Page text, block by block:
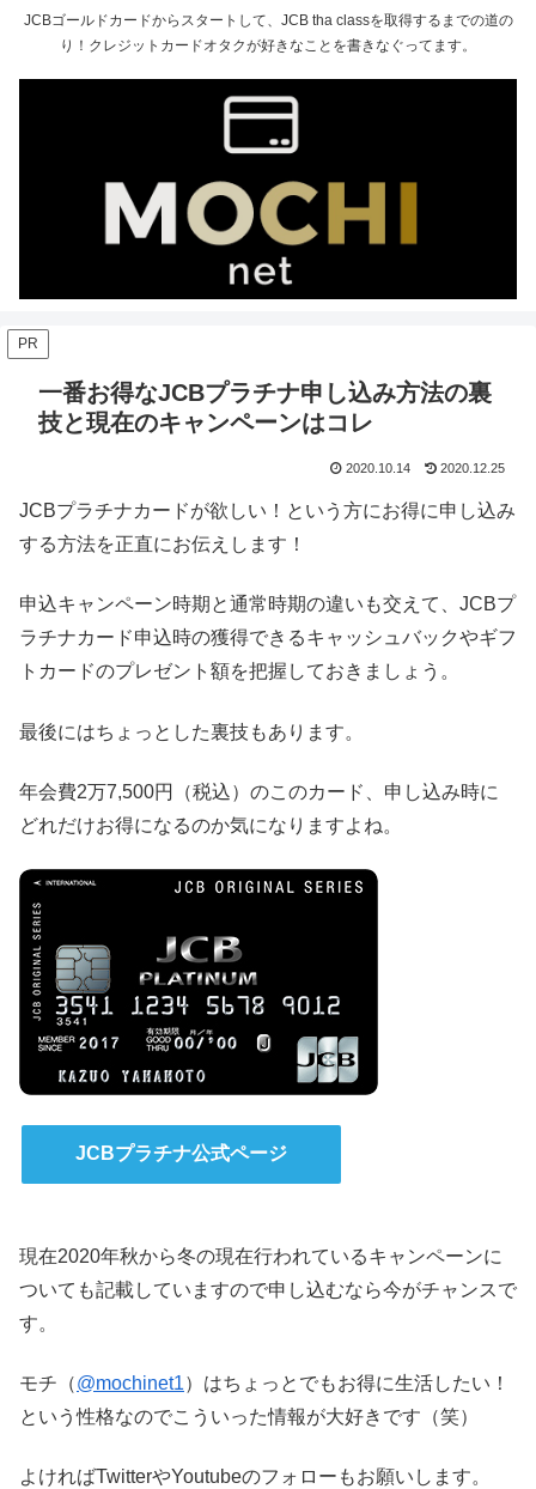
JCBゴールドカードからスタートして、JCB tha classを取得するまでの道の
り！クレジットカードオタクが好きなことを書きなぐってます。
PR
一番お得なJCBプラチナ申し込み方法の裏
技と現在のキャンペーンはコレ
2020.10.14 2020.12.25
JCBプラチナカードが欲しい！という方にお得に申し込み
する方法を正直にお伝えします！
申込キャンペーン時期と通常時期の違いも交えて、JCBプ
ラチナカード申込時の獲得できるキャッシュバックやギフ
トカードのプレゼント額を把握しておきましょう。
最後にはちょっとした裏技もあります。
年会費2万7,500円（税込）のこのカード、申し込み時に
どれだけお得になるのか気になりますよね。
JCBプラチナ公式ページ
現在2020年秋から冬の現在行われているキャンペーンに
ついても記載していますので申し込むなら今がチャンスで
す。
モチ（@mochinet1）はちょっとでもお得に生活したい！
という性格なのでこういった情報が大好きです（笑）
よければTwitterやYoutubeのフォローもお願いします。